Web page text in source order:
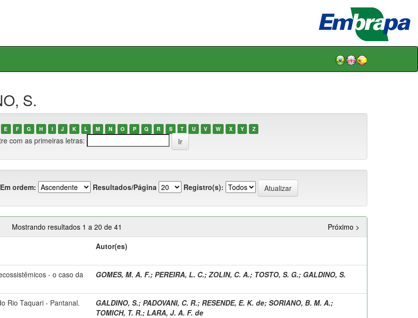
S.
E F G H I J K L M N O P Q R S T U V W X Y Z
com as primeiras letras:
Em ordem: Resultados/Página Registro(s):
Mostrando resultados 1 a 20 de 41
Próximo >
Autor(es)
- o caso da
GOMES, M. A. F.; PEREIRA, L. C.; ZOLIN, C. A.; TOSTO, S. G.; GALDINO, S.
Rio Taquari - Pantanal. GALDINO, S.; PADOVANI, C. R.; RESENDE, E. K. de; SORIANO, B. M. A.;
TOMICH, T. R.; LARA, J. A. F. de